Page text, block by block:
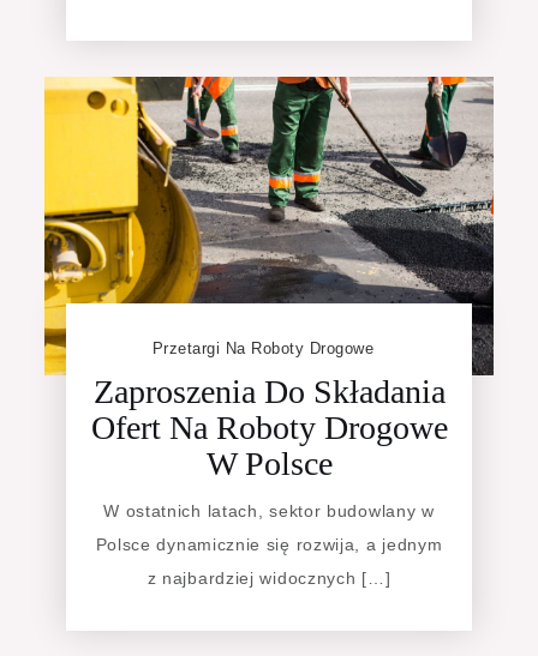
Przetargi Na Roboty Drogowe
Zaproszenia Do Składania
Ofert Na Roboty Drogowe
W Polsce
W ostatnich latach, sektor budowlany w
Polsce dynamicznie się rozwija, a jednym
z najbardziej widocznych […]